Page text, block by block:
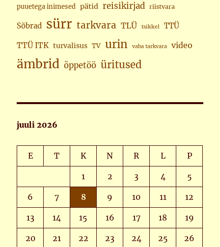
puuetega inimesed pätid reisikirjad riistvara
Sõbrad sürr tarkvara TLÜ tsikkel TTÜ
TTÜ ITK turvalisus TV urin vaba tarkvara video
ämbrid õppetöö üritused
juuli 2026
E T K N R L P
1 2 3 4 5
6 7 8 9 10 11 12
13 14 15 16 17 18 19
20 21 22 23 24 25 26